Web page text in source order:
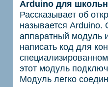
Arduino для
Рассказывает об
называется Arduino.
аппаратный модуль
написать код для
этот модуль
Модуль легко